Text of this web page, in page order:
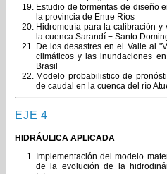
Estudio de tormentas de diseño
la provincia de Entre Ríos
Hidrometría para la calibración
la cuenca Sarandí − Santo
De los desastres en el Valle al
climáticos y las inundaciones
Brasil
Modelo probabilistico de
de caudal en la cuenca del río
EJE 4
HIDRÁULICA APLICADA
Implementación del modelo
de la evolución de la